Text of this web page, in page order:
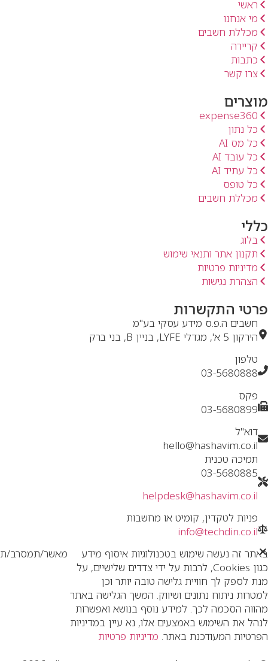
ראשי
מי אנחנו
מכללת חשבים
קריירה
כתבות
צרו קשר
מוצרים
expense360
כל נתון
כל מס AI
כל עובד AI
כל עתיד AI
כל טופס
מכללת חשבים
כללי
בלוג
תקנון אתר ותנאי שימוש
מדיניות פרטיות
הצהרת נגישות
פרטי התקשרות
חשבים ה.פ.ס מידע עסקי בע"מ
הירקון 5 א', מגדלי LYFE, בניין B, בני ברק
טלפון
03-5680888
פקס
03-5680899
דוא"ל
hello@hashavim.co.il
תמיכה טכנית
03-5680885
helpdesk@hashavim.co.il
פניות לטקדין, קומיט או מחשבות
info@techdin.co.il
באתר זה נעשה שימוש בטכנולוגיות איסוף מידע
כגון Cookies, לרבות על ידי צדדים שלישיים, על
מנת לספק לך חוויית גלישה טובה יותר וכן
למטרות ניתוח נתונים ושיווק. המשך הגלישה באתר
מהווה הסכמה לכך. למידע נוסף בנושא ואפשרות
לנהל את השימוש באמצעים אלו, נא עיין במדיניות
הפרטיות המעודכנת באתר. מדיניות פרטיות
מאשר/תמסרב/ת